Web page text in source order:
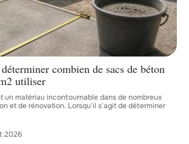
combien de sacs de béton
utiliser
un matériau incontournable dans de nombreux
et de rénovation. Lorsqu'il s'agit de déterminer
2026